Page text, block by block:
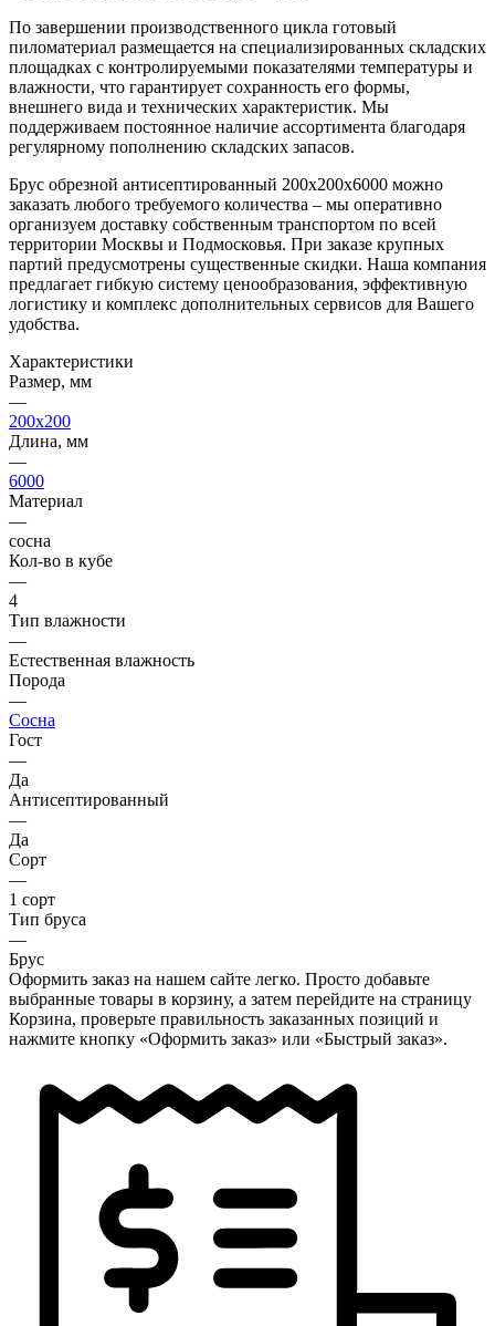
По завершении производственного цикла готовый
пиломатериал размещается на специализированных складских
площадках с контролируемыми показателями температуры и
влажности, что гарантирует сохранность его формы,
внешнего вида и технических характеристик. Мы
поддерживаем постоянное наличие ассортимента благодаря
регулярному пополнению складских запасов.
Брус обрезной антисептированный 200х200х6000 можно
заказать любого требуемого количества – мы оперативно
организуем доставку собственным транспортом по всей
территории Москвы и Подмосковья. При заказе крупных
партий предусмотрены существенные скидки. Наша компания
предлагает гибкую систему ценообразования, эффективную
логистику и комплекс дополнительных сервисов для Вашего
удобства.
Характеристики
Размер, мм
—
200x200
Длина, мм
—
6000
Материал
—
сосна
Кол-во в кубе
—
4
Тип влажности
—
Естественная влажность
Порода
—
Сосна
Гост
—
Да
Антисептированный
—
Да
Сорт
—
1 сорт
Тип бруса
—
Брус
Оформить заказ на нашем сайте легко. Просто добавьте
выбранные товары в корзину, а затем перейдите на страницу
Корзина, проверьте правильность заказанных позиций и
нажмите кнопку «Оформить заказ» или «Быстрый заказ».